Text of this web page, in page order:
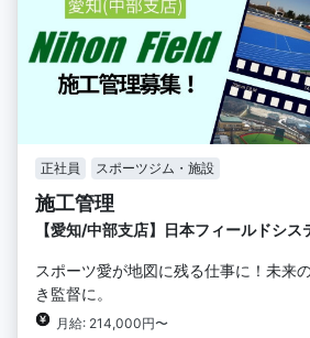
正社員 スポーツジム・施設
施工管理
【愛知/中部支店】日本フィールドシス
スポーツ愛が地図に残る仕事に！未来
き監督に。
月給: 214,000円〜